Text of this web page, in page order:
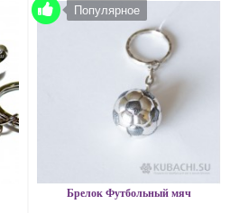
Популярное
Брелок Футбольный мяч